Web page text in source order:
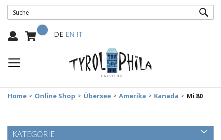
Mein Warenkorb
Select
DE EN IT
Home Online Shop Übersee Amerika Kanada Mi 80
KATEGORIE